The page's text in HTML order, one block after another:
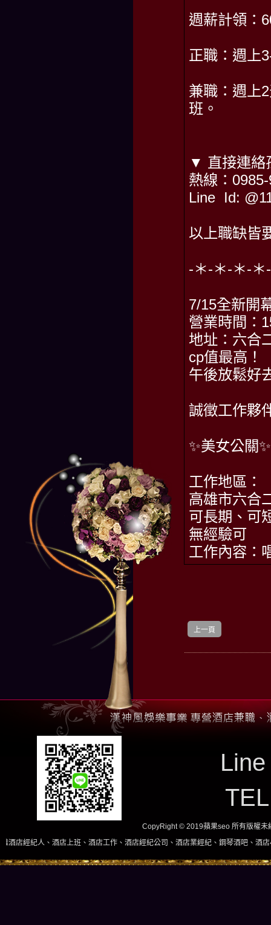
週薪計領：
正職：週上
兼職：週上
班。
▼ 直接連絡
熱線：
Line Id:
以上職缺皆
-＊-＊-＊-＊-
7/15全新開
營業時間：
地址：六合
cp值最高！
午後放鬆好
誠徵工作夥
✨美女公關✨
工作地區：
高雄市六合
可長期、可
無經驗可
工作內容：
上一頁
CopyRight © 2019蘋果seo 所有版權未
上班、酒店工作、酒店經紀公司、酒店業經紀、鋼琴酒吧、酒店小姐、酒店